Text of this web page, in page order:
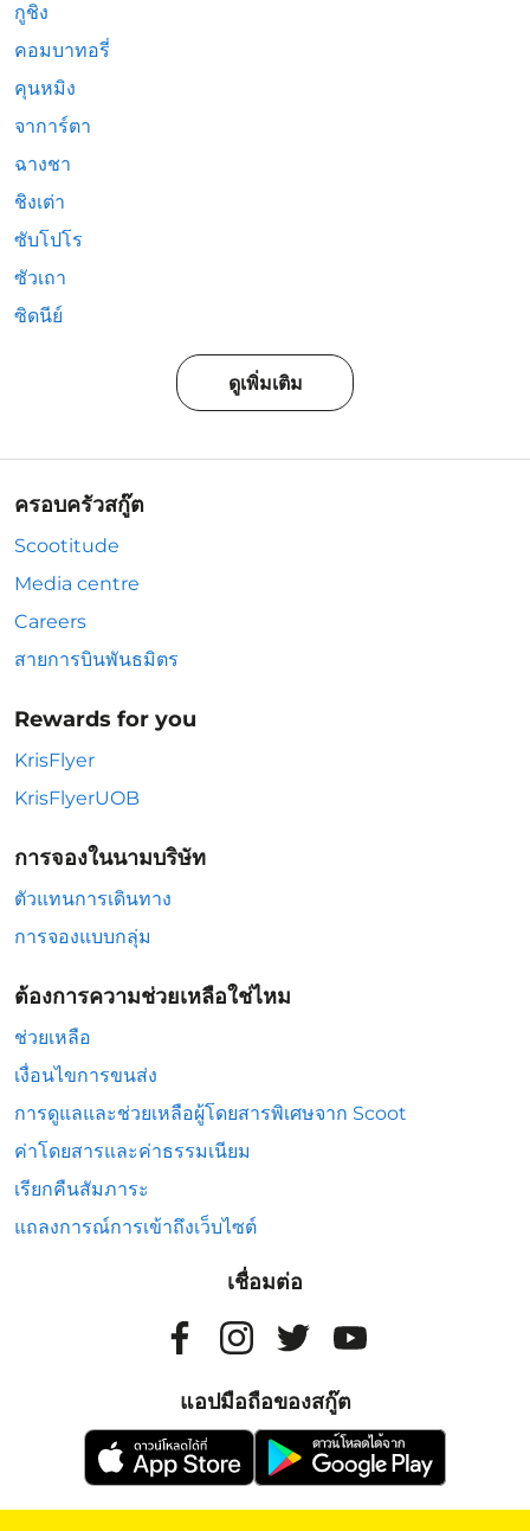
กูชิง
คอมบาทอรี่
คุนหมิง
จาการ์ตา
ฉางชา
ชิงเต่า
ซับโปโร
ซัวเถา
ซิดนีย์
ดูเพิ่มเติม
ครอบครัวสกู๊ต
Scootitude
Media centre
Careers
สายการบินพันธมิตร
Rewards for you
KrisFlyer
KrisFlyerUOB
การจองในนามบริษัท
ตัวแทนการเดินทาง
การจองแบบกลุ่ม
ต้องการความช่วยเหลือใช่ไหม
ช่วยเหลือ
เงื่อนไขการขนส่ง
การดูแลและช่วยเหลือผู้โดยสารพิเศษจาก Scoot
ค่าโดยสารและค่าธรรมเนียม
เรียกคืนสัมภาระ
แถลงการณ์การเข้าถึงเว็บไซต์
เชื่อมต่อ
แอปมือถือของสกู๊ต